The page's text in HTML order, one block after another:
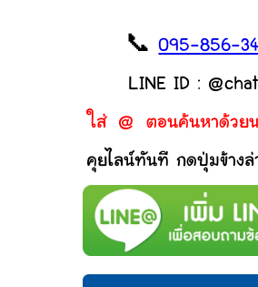
📞095-856-
LINE ID :
ใส่ @ ตอนค้นหาด้วย
คุยไลน์ทันที กดปุ่มข้างล่